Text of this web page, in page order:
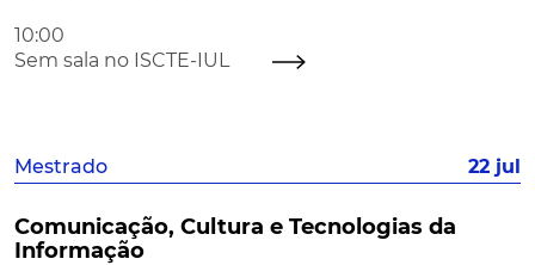
10:00
Sem sala no ISCTE-IUL
Mestrado 22 jul
Comunicação, Cultura e Tecnologias da
Informação